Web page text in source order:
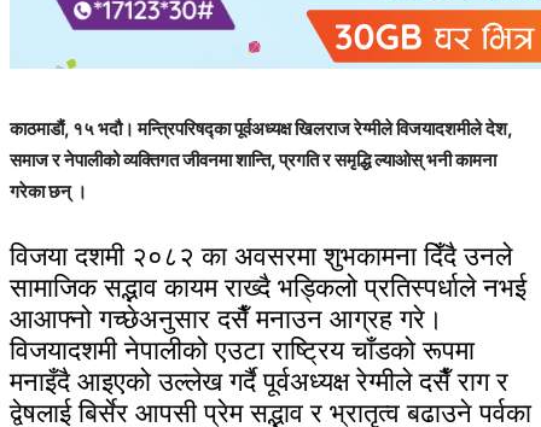
काठमाडौं, १५ भदौ। मन्त्रिपरिषद्का पूर्वअध्यक्ष खिलराज रेग्मीले विजयादशमीले देश,
समाज र नेपालीको व्यक्तिगत जीवनमा शान्ति, प्रगति र समृद्धि ल्याओस् भनी कामना
गरेका छन् ।
विजया दशमी २०८२ का अवसरमा शुभकामना दिँदै उनले
सामाजिक सद्भाव कायम राख्दै भड्किलो प्रतिस्पर्धाले नभई
आआफ्नो गच्छेअनुसार दसैँ मनाउन आग्रह गरे।
विजयादशमी नेपालीको एउटा राष्ट्रिय चाँडको रूपमा
मनाइँदै आइएको उल्लेख गर्दै पूर्वअध्यक्ष रेग्मीले दसैँ राग र
द्वेषलाई बिर्सेर आपसी प्रेम सद्भाव र भ्रातृत्व बढाउने पर्वका